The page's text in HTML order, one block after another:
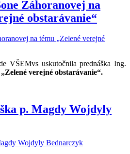
Záhoranovej na
obstarávanie“
VŠEMvs uskutočnila prednáška Ing.
„Zelené verejné obstarávanie“.
p. Magdy Wojdyly